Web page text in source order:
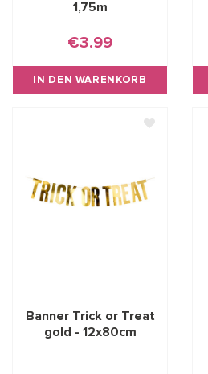
1,75m
€3.99
IN DEN WARENKORB
Banner Trick or Treat
gold - 12x80cm